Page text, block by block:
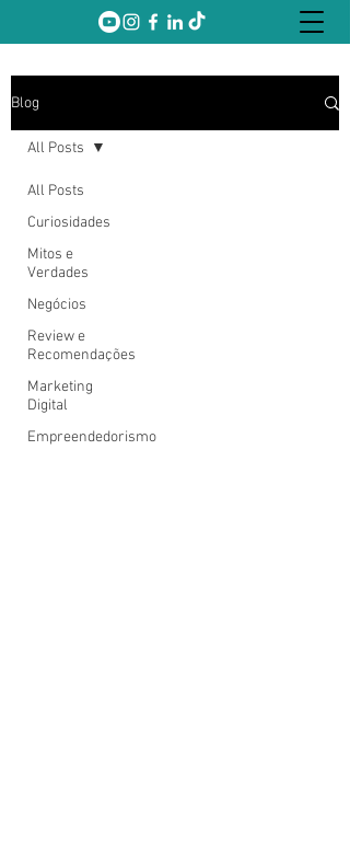
Blog
All Posts
Curiosidades
Mitos e
Verdades
Negócios
Review e
Recomendações
Marketing
Digital
Empreendedorismo
All Posts